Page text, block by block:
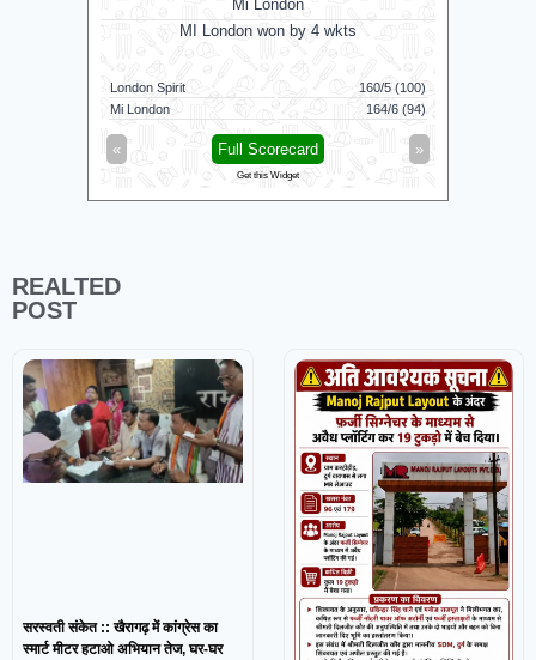
Mi London
MI London won by 4 wkts
London Spirit
160/5 (100)
Mi London
164/6 (94)
« »
Full Scorecard
Get this Widget
REALTED
POST
सरस्वती संकेत :: खैरागढ़ में कांग्रेस का
स्मार्ट मीटर हटाओ अभियान तेज, घर-घर